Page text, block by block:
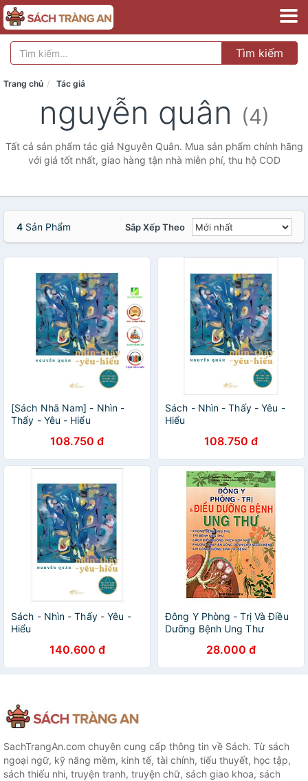
Tìm kiếm
Trang chủ Tác giả
nguyễn quân (4)
Tất cả sản phẩm tác giả Nguyễn Quân. Mua sản phẩm chính hãng
với giá tốt nhất, giao hàng tận nhà miễn phí, thu hộ COD
4 Sản Phẩm Sắp Xếp Theo
[Sách Nhã Nam] - Nhìn -
Thấy - Yêu - Hiểu
108.750 đ
Sách - Nhìn - Thấy - Yêu -
Hiểu
108.750 đ
Sách - Nhìn - Thấy - Yêu -
Hiểu
140.600 đ
Đông Y Phòng - Trị Và Điều
Dưỡng Bệnh Ung Thư
28.000 đ
SachTrangAn.com chuyên cung cấp thông tin về Sách. Từ sách
ngoại ngữ, kỹ năng mềm, kinh tế, tài chính, tiểu thuyết, học tập,
sách thiếu nhi, truyện tranh, truyện chữ, sách giao khoa, sách